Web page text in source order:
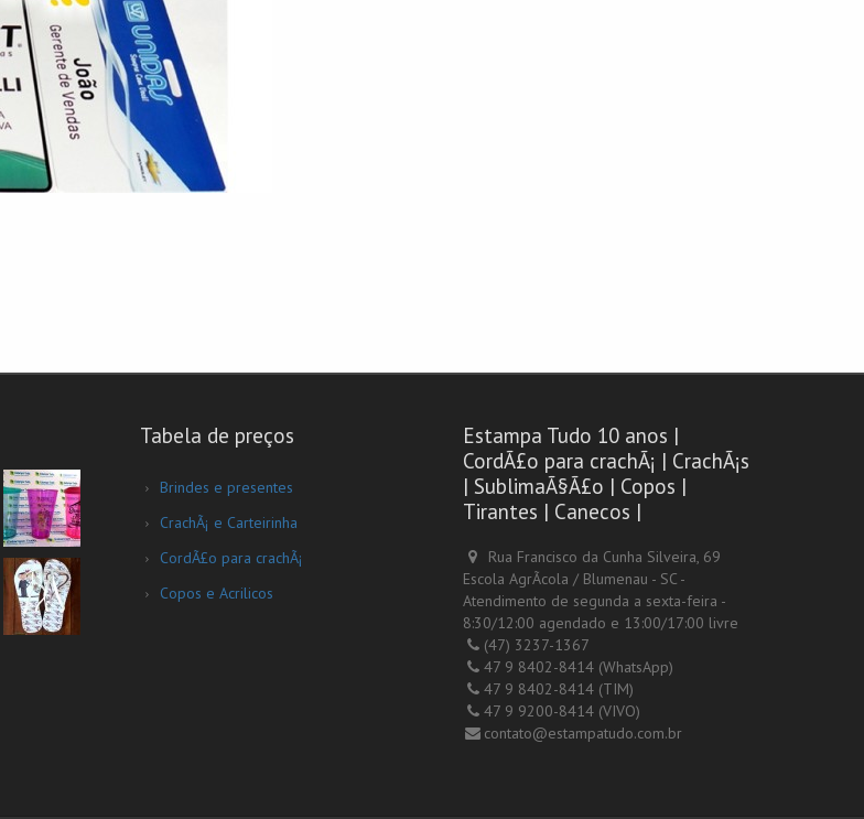
Tabela de preços
Brindes e presentes
CrachÃ¡ e Carteirinha
CordÃ£o para crachÃ¡
Copos e Acrilicos
Estampa Tudo 10 anos |
CordÃ£o para crachÃ¡ | CrachÃ¡s
| SublimaÃ§Ã£o | Copos |
Tirantes | Canecos |
Rua Francisco da Cunha Silveira, 69
Escola AgrÃ­cola / Blumenau - SC -
Atendimento de segunda a sexta-feira -
8:30/12:00 agendado e 13:00/17:00 livre
(47) 3237-1367
47 9 8402-8414 (WhatsApp)
47 9 8402-8414 (TIM)
47 9 9200-8414 (VIVO)
contato@estampatudo.com.br